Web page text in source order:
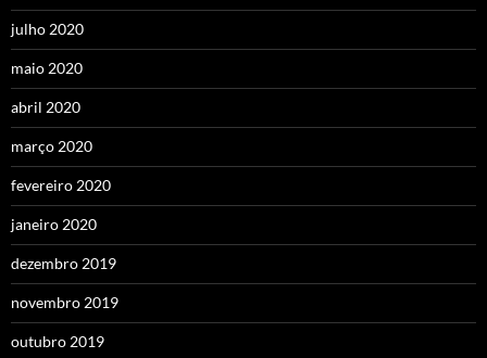
julho 2020
maio 2020
abril 2020
março 2020
fevereiro 2020
janeiro 2020
dezembro 2019
novembro 2019
outubro 2019